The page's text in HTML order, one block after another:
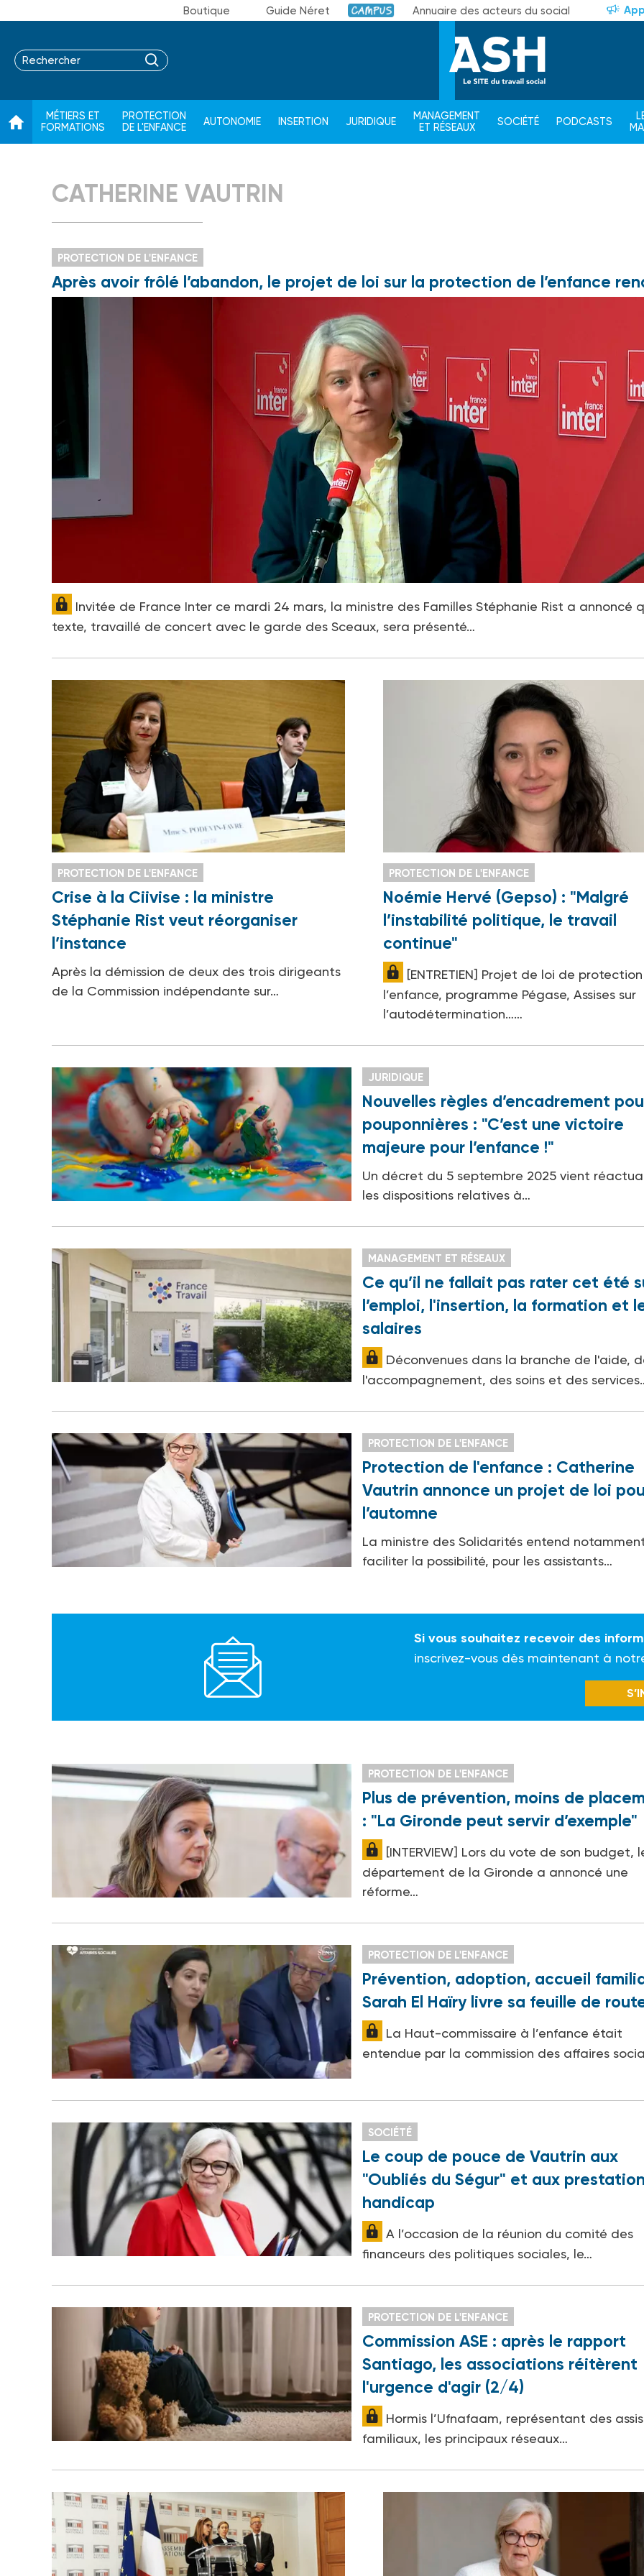
Boutique Guide Néret Campus Annuaire des acteurs du social
MÉTIERS ET
FORMATIONS
PROTECTION
DE L'ENFANCE
AUTONOMIE INSERTION JURIDIQUE
MANAGEMENT
ET RÉSEAUX
SOCIÉTÉ PODCASTS
CATHERINE VAUTRIN
PROTECTION DE L'ENFANCE
Après avoir frôlé l’abandon, le projet de loi sur la protection de l’enfance
Invitée de France Inter ce mardi 24 mars, la ministre des Familles Stéphanie Rist a annoncé
texte, travaillé de concert avec le garde des Sceaux, sera présenté…
PROTECTION DE L'ENFANCE
Crise à la Ciivise : la ministre
Stéphanie Rist veut réorganiser
l’instance
Après la démission de deux des trois dirigeants
de la Commission indépendante sur…
PROTECTION DE L'ENFANCE
Noémie Hervé (Gepso) : "Malgré
l’instabilité politique, le travail
continue"
[ENTRETIEN] Projet de loi de
l’enfance, programme Pégase, Assises sur
l’autodétermination……
JURIDIQUE
Nouvelles règles d’encadrement
pouponnières : "C’est une victoire
majeure pour l’enfance !"
Un décret du 5 septembre 2025 vient
les dispositions relatives à…
MANAGEMENT ET RÉSEAUX
Ce qu’il ne fallait pas rater cet été
l’emploi, l'insertion, la formation et
salaires
Déconvenues dans la branche de l'aide,
l'accompagnement, des soins et des
PROTECTION DE L'ENFANCE
Protection de l'enfance : Catherine
Vautrin annonce un projet de loi
l’automne
La ministre des Solidarités entend
faciliter la possibilité, pour les assistants…
Si vous souhaitez recevoir des
inscrivez-vous dès maintenant à
PROTECTION DE L'ENFANCE
Plus de prévention, moins de
: "La Gironde peut servir d’exemple"
[INTERVIEW] Lors du vote de son budget,
département de la Gironde a annoncé une
réforme…
PROTECTION DE L'ENFANCE
Prévention, adoption, accueil
Sarah El Haïry livre sa feuille de
La Haut-commissaire à l’enfance était
entendue par la commission des affaires
SOCIÉTÉ
Le coup de pouce de Vautrin aux
"Oubliés du Ségur" et aux
handicap
A l’occasion de la réunion du comité des
financeurs des politiques sociales, le…
PROTECTION DE L'ENFANCE
Commission ASE : après le rapport
Santiago, les associations réitèrent
l'urgence d'agir (2/4)
Hormis l’Ufnafaam, représentant des
familiaux, les principaux réseaux…